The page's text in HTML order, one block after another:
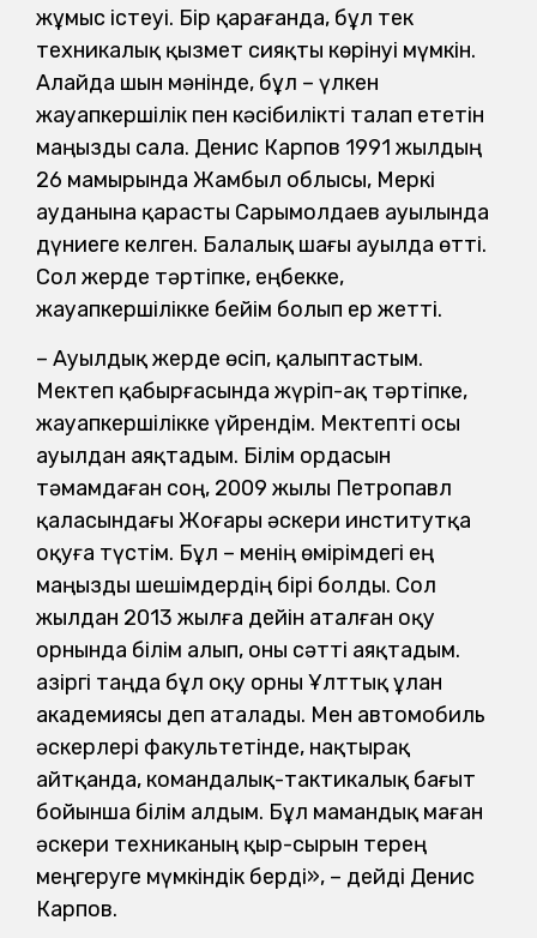
жұмыс істеуі. Бір қарағанда, бұл тек
техникалық қызмет сияқты көрінуі мүмкін.
Алайда шын мәнінде, бұл – үлкен
жауапкершілік пен кәсібилікті талап ететін
маңызды сала. Денис Карпов 1991 жылдың
26 мамырында Жамбыл облысы, Меркі
ауданына қарасты Сарымолдаев ауылында
дүниеге келген. Балалық шағы ауылда өтті.
Сол жерде тәртіпке, еңбекке,
жауапкершілікке бейім болып ер жетті.
– Ауылдық жерде өсіп, қалыптастым.
Мектеп қабырғасында жүріп-ақ тәртіпке,
жауапкершілікке үйрендім. Мектепті осы
ауылдан аяқтадым. Білім ордасын
тәмамдаған соң, 2009 жылы Петропавл
қаласындағы Жоғары әскери институтқа
оқуға түстім. Бұл – менің өмірімдегі ең
маңызды шешімдердің бірі болды. Сол
жылдан 2013 жылға дейін аталған оқу
орнында білім алып, оны сәтті аяқтадым.
Қазіргі таңда бұл оқу орны Ұлттық ұлан
академиясы деп аталады. Мен автомобиль
әскерлері факультетінде, нақтырақ
айтқанда, командалық-тактикалық бағыт
бойынша білім алдым. Бұл мамандық маған
әскери техниканың қыр-сырын терең
меңгеруге мүмкіндік берді», – дейді Денис
Карпов.